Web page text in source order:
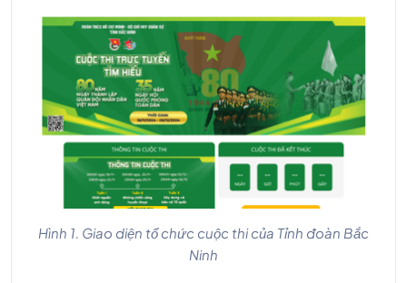
Hình 1. Giao diện tổ chức cuộc thi của Tỉnh đoàn Bắc
Ninh